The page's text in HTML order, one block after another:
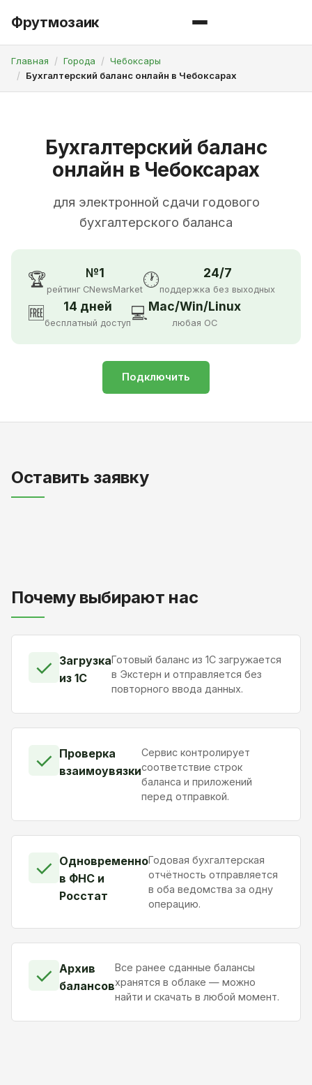
Фрутмозаик
Главная Города
Чебоксары
Бухгалтерский баланс онлайн в Чебоксарах
Бухгалтерский баланс
онлайн в Чебоксарах
для электронной сдачи годового
бухгалтерского баланса
🏆 №1
рейтинг CNewsMarket🕐 24/7
поддержка без выходных
🆓 14 дней
бесплатный доступ💻Mac/Win/Linux
любая ОС
Подключить
Оставить заявку
Почему выбирают нас
✓ Загрузка
из 1С
Готовый баланс из 1С загружается
в Экстерн и отправляется без
повторного ввода данных.
✓ Проверка
взаимоувязки
Сервис контролирует
соответствие строк
баланса и приложений
перед отправкой.
✓ Одновременно
в ФНС и
Росстат
Годовая бухгалтерская
отчётность отправляется
в оба ведомства за одну
операцию.
✓ Архив
балансов
Все ранее сданные балансы
хранятся в облаке — можно
найти и скачать в любой момент.